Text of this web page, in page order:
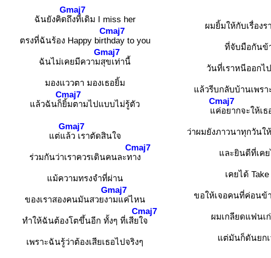
ฉันยังคิด
Gmaj7
ถึงที่เดิม I miss her
ตรงที่ฉันร้อง Happy birt
Cmaj7
hday to you
ฉันไม่เคยมีความ
Gmaj7
สุขเท่านี้
มองแววตา มองเธอยิ้ม
แล้วฉันก็
Cmaj7
ยิ้มตามไปแบบไม่รู้ตัว
แต่แ
Gmaj7
ล้ว เราตัดสินใจ
ร่วมกันว่าเราควรเดินคนละท
Cmaj7
าง
แม้ความทรงจำที่ผ่าน
ของเราสองคนมันสวยง
Gmaj7
ามแค่ไหน
ทำให้ฉันต้องโตขึ้นอีก ทั้งๆ ที่เสีย
Cmaj7
ใจ
เพราะฉันรู้ว่าต้องเสียเธอไปจริงๆ
ผมยิ้มให้กับเรื่องร
ที่จับมือกันข้
วันที่เราหนีออกไ
แล้วรีบกลับบ้านเพร
แ
Cmaj7
ค่อยากจะให้เ
ว่าผมยังภาวนาทุกวันใ
และยินดีที่เค
เคยได้
ขอให้เจอคนที่ค่อนข้
ผมเกลียดแฟนเ
แต่มันก็ดันยก